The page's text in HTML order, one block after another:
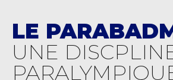
LE
UNE